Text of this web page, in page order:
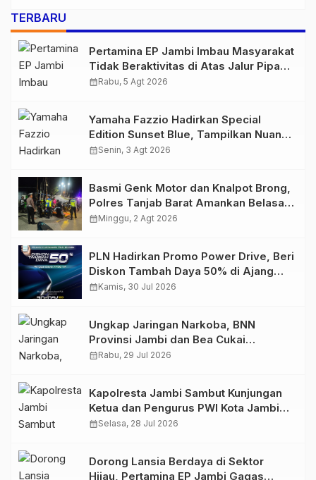
TERBARU
Pertamina EP Jambi Imbau Masyarakat
Tidak Beraktivitas di Atas Jalur Pipa
Migas Demi Keselamatan Bersama
calendar_monthRabu, 5 Agt 2026
Yamaha Fazzio Hadirkan Special
Edition Sunset Blue, Tampilkan Nuansa
Retro Summer yang Semakin Skena
calendar_monthSenin, 3 Agt 2026
Basmi Genk Motor dan Knalpot Brong,
Polres Tanjab Barat Amankan Belasan
Kendaraan
calendar_monthMinggu, 2 Agt 2026
PLN Hadirkan Promo Power Drive, Beri
Diskon Tambah Daya 50% di Ajang
GIIAS 2026
calendar_monthKamis, 30 Jul 2026
Ungkap Jaringan Narkoba, BNN
Provinsi Jambi dan Bea Cukai
Amankan Sembilan Pelaku beserta
calendar_monthRabu, 29 Jul 2026
Kapolresta Jambi Sambut Kunjungan
Ketua dan Pengurus PWI Kota Jambi
Perkuat Sinergi dan Kolaborasi
calendar_monthSelasa, 28 Jul 2026
Dorong Lansia Berdaya di Sektor
Hijau, Pertamina EP Jambi Gagas